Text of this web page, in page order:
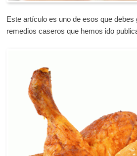
Este artículo es uno de esos que
remedios caseros que hemos ido